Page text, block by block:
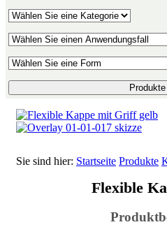
Sie sind hier: Startseite Produkte
Flexible